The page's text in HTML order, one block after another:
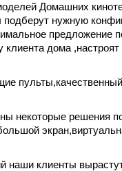
Домашних
нужную
предложение
дома
пульты,качественный
некоторые решения
наши клиенты